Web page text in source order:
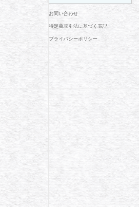
お問い合わせ
特定商取引法に基づく表記
プライバシーポリシー